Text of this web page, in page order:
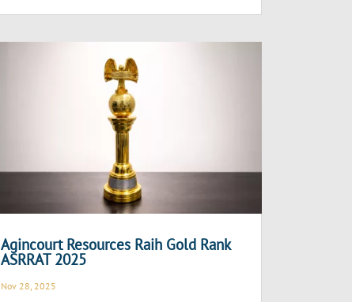
Agincourt Resources Raih Gold Rank
ASRRAT 2025
Nov 28, 2025